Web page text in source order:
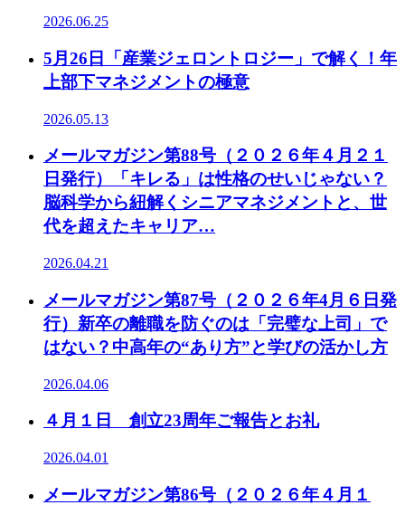
2026.06.25
5月26日「産業ジェロントロジー」で解く！年
上部下マネジメントの極意
2026.05.13
メールマガジン第88号（２０２６年４月２１
日発行）「キレる」は性格のせいじゃない？
脳科学から紐解くシニアマネジメントと、世
代を超えたキャリア…
2026.04.21
メールマガジン第87号（２０２６年4月６日発
行）新卒の離職を防ぐのは「完璧な上司」で
はない？中高年の“あり方”と学びの活かし方
2026.04.06
４月１日 創立23周年ご報告とお礼
2026.04.01
メールマガジン第86号（２０２６年４月１